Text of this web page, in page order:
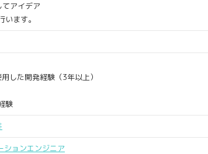
アイデア
ます。
した開発経験（3年以上）
験
ションエンジニア